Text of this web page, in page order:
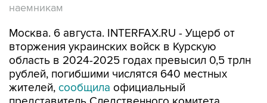
наемникам
Москва. 6 августа. INTERFAX.RU - Ущерб от
вторжения украинских войск в Курскую
область в 2024-2025 годах превысил 0,5 трлн
рублей, погибшими числятся 640 местных
жителей, сообщила официальный